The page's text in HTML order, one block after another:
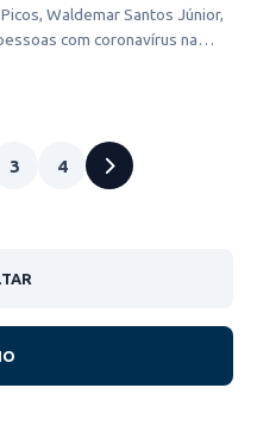
Waldemar Santos Júnior,
com coronavírus na
3 4